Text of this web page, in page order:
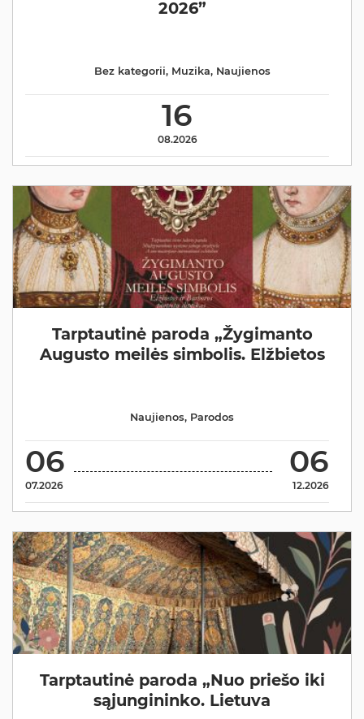
2026”
16
08.2026
Bez kategorii, Muzika, Naujienos
Tarptautinė paroda „Žygimanto
Augusto meilės simbolis. Elžbietos
06
07.2026
06
12.2026
Naujienos, Parodos
Tarptautinė paroda „Nuo priešo iki
sąjungininko. Lietuva